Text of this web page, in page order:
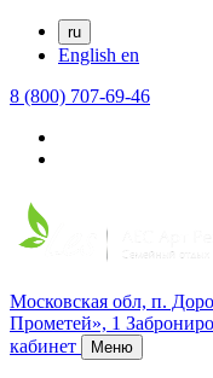
ru
English en
8 (800) 707-69-46
Московская обл, п.
Прометей», 1
кабинет
Меню